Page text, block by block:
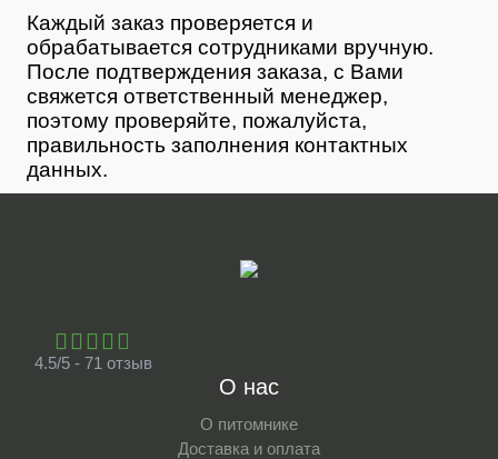
Каждый заказ проверяется и
обрабатывается сотрудниками вручную.
После подтверждения заказа, с Вами
свяжется ответственный менеджер,
поэтому проверяйте, пожалуйста,
правильность заполнения контактных
данных.
4.5/5 - 71 отзыв
О нас
О питомнике
Доставка и оплата